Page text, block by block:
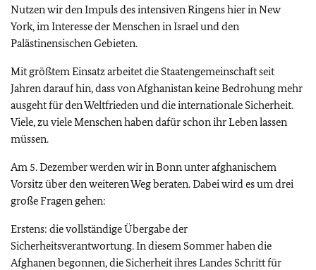
Nutzen wir den Impuls des intensiven Ringens hier in New
York, im Interesse der Menschen in Israel und den
Palästinensischen Gebieten.
Mit größtem Einsatz arbeitet die Staatengemeinschaft seit
Jahren darauf hin, dass von Afghanistan keine Bedrohung mehr
ausgeht für den Weltfrieden und die internationale Sicherheit.
Viele, zu viele Menschen haben dafür schon ihr Leben lassen
müssen.
Am 5. Dezember werden wir in Bonn unter afghanischem
Vorsitz über den weiteren Weg beraten. Dabei wird es um drei
große Fragen gehen:
Erstens: die vollständige Übergabe der
Sicherheitsverantwortung. In diesem Sommer haben die
Afghanen begonnen, die Sicherheit ihres Landes Schritt für